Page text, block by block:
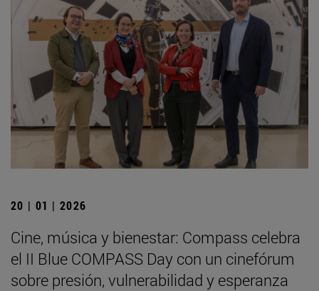
20 | 01 | 2026
Cine, música y bienestar: Compass celebra
el II Blue COMPASS Day con un cinefórum
sobre presión, vulnerabilidad y esperanza